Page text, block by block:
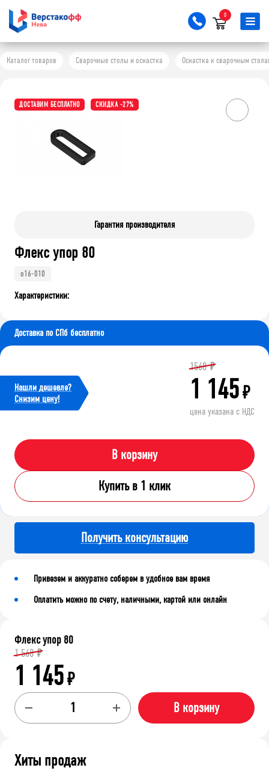
0
Каталог товаров Сварочные столы и оснастка Оснастка к сварочным
ДОСТАВИМ БЕСПЛАТНО СКИДКА -27%
Гарантия производителя
Флекс упор 80
o16-010
Характеристики:
Доставка по СПб бесплатно
Нашли дешевле?
Cнизим цену!
1568 ₽
1 145₽
цена указана с НДС
В корзину
Купить в 1 клик
Получить консультацию
Привезем и аккуратно соберем в удобное вам время
Оплатить можно по счету, наличными, картой или онлайн
Флекс упор 80
1 568 ₽
1 145₽
В корзину
Хиты продаж